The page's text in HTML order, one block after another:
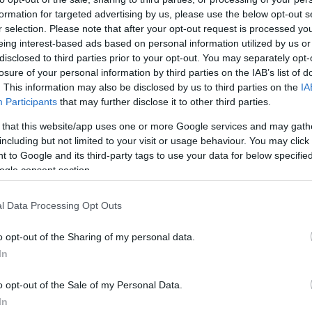
for targeted advertising by us, please use the below opt-out
selection. Please note that after your opt-out request is processed
interest-based ads based on personal information utilized by us
to third parties prior to your opt-out. You may separately
of your personal information by third parties on the IAB’s list of
This information may also be disclosed by us to third parties on the
Participants that may further disclose it to other third parties.
that this website/app uses one or more Google services and may
but not limited to your visit or usage behaviour. You may
to Google and its third-party tags to use your data for below
consent section.
Data Processing Opt Outs
opt-out of the Sharing of my personal data.
opt-out of the Sale of my Personal Data.
Centre of Possibilities program pedig ötvözi a digitális
rekonstrukció lehetőségeiről a virtuális térben. Az
ház homlokzatát adja vissza az eredeti terveknek
és Kolozsvári Lajos a Szabadság tér hangjait rögzíti és
alkalmazás segítségével „járhatják be” a téren
bemutató termében magyar alkotók 3D-s és szintetikus
többek között Jelena Viskovic, Páll Tamás, Kim Leigh Pontin,
mutatja be. A tárlat a fesztivál teljes ideje alatt látogatható